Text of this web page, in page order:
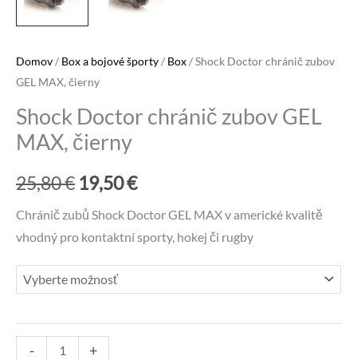
Domov/ Box a bojové športy/ Box/ Shock Doctor chránič zubov
GEL MAX, čierny
Shock Doctor chránič zubov GEL
MAX, čierny
25,80€ Pôvodná
cena
25,80 €.
19,50€Aktuálna
cena
je:
Chránič zubů Shock Doctor GEL MAX v americké kvalitě
vhodný pro kontaktní sporty, hokej či rugby
-
množstvo
+